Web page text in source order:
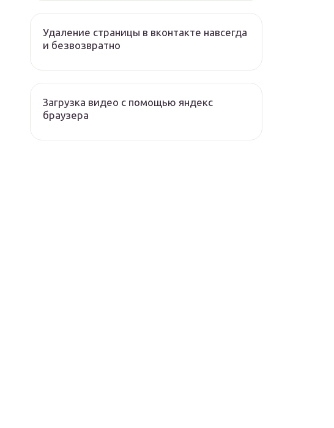
Удаление страницы в вконтакте навсегда
и безвозвратно
Загрузка видео с помощью яндекс
браузера